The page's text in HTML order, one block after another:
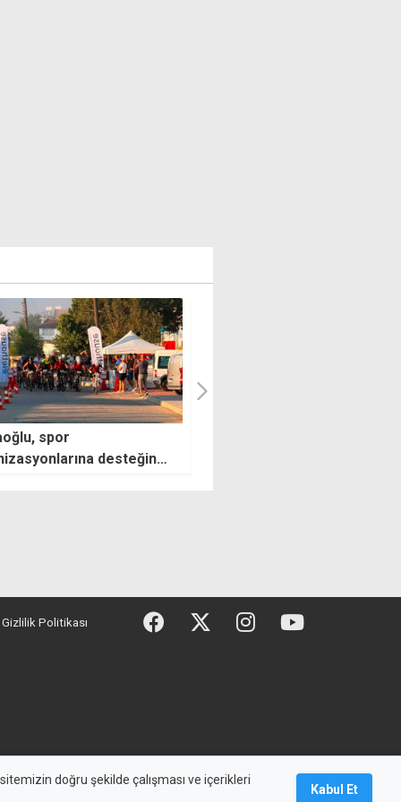
spor
desteğin
Gizlilik Politikası
doğru şekilde çalışması ve içerikleri
Kabul Et